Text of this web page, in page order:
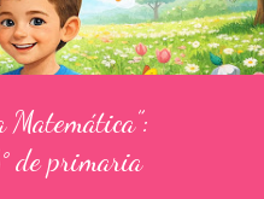
de primaria